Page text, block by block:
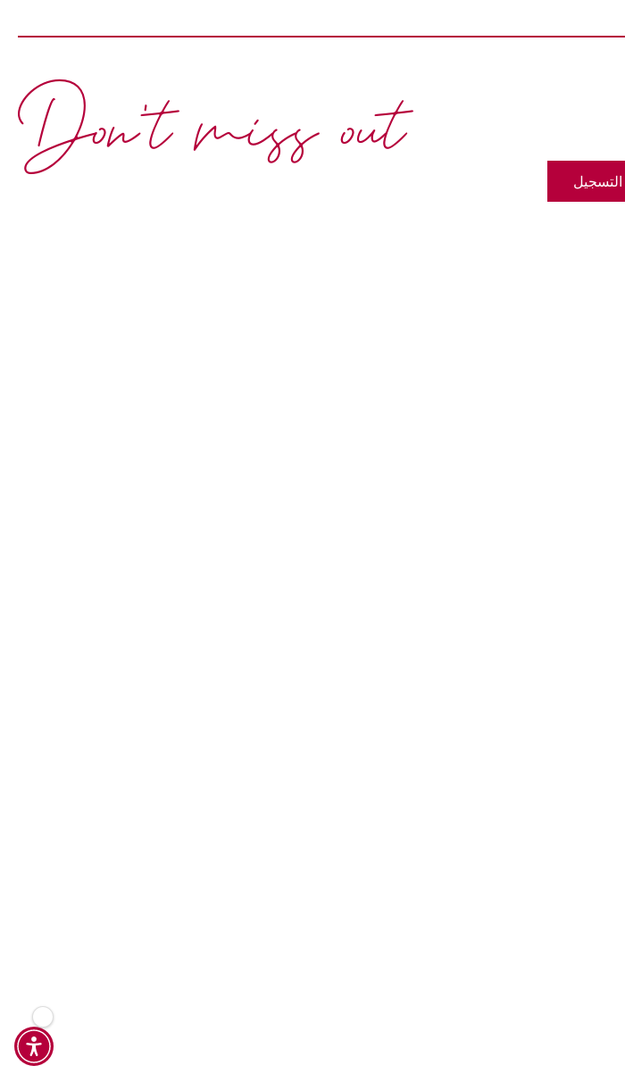
التسجيل
Don't miss out